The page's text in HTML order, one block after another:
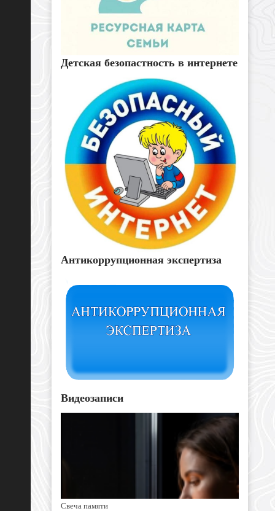
Детская безопастность в интернете
Антикоррупционная экспертиза
Видеозаписи
Свеча памяти